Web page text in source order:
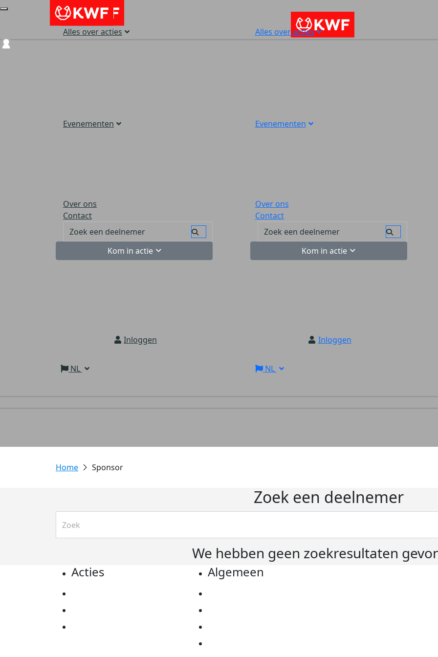
Alles over acties
Evenementen
Over ons
Contact
Kom in actie
Inloggen
NL
Alles over acties
Evenementen
Over ons
Contact
Kom in actie
Inloggen
NL
Sponsor
Zoek een deelnemer
We hebben geen zoekresultaten
Acties Algemeen